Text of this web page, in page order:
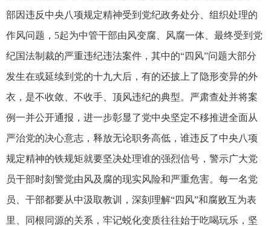
部因违反中央八项规定精神受到党纪政务处分、组织处理的
作风问题，5起为中管干部由风变腐、风腐一体、最终受到党
纪国法制裁的严重违纪违法案件，其中的“四风”问题大部分
发生在或延续到党的十九大后，有的还披上了隐形变异的外
衣，是不收敛、不收手、顶风违纪的典型。严肃查处并将案
例一并公开通报，进一步彰显了党中央坚定不移推进全面从
严治党的决心意志，释放无论职务高低，谁违反了中央八项
规定精神的铁规矩就要坚决处理谁的强烈信号，警示广大党
员干部时刻警觉由风及腐的现实风险和严重危害。每一名党
员、干部都要从中汲取教训，深刻理解“四风”和腐败互为表
里、同根同源的关系，牢记蜕化变质往往始于吃喝玩乐，坚